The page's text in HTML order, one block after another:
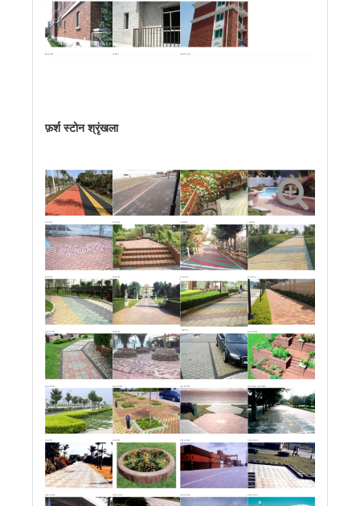
दीवार की ईंट पक्की ईंट दीवार की टाइलें
फ़र्श स्टोन श्रृंखला
पारगम्य ईंट पारगम्य ईंट प्राचीन ईंट प्राचीन ईंट
प्राचीन ईंट प्राचीन ईंट चैन फुटपाथ चैन फुटपाथ
फुटपाथ की ईंट प्राचीन ईंट
प्राचीन ईंट
फुटपाथ की ईंट
फुटपाथ की ईंट फुटपाथ की ईंट फुटपाथ की ईंट स्प्लिट ब्रिक, फुटपाथ ब्रिक
घास की ईंट घास की ईंट रास्ते का पत्थर रास्ते का पत्थर
रास्ते का पत्थर रास्ते का पत्थर रास्ते का पत्थर रास्ते का पत्थर